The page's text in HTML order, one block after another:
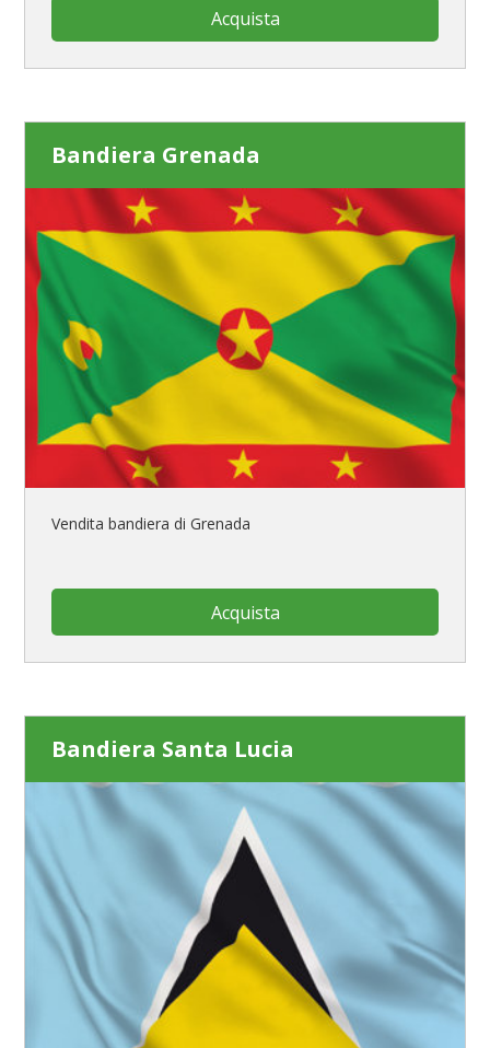
Acquista
Bandiera Grenada
Vendita bandiera di Grenada
Acquista
Bandiera Santa Lucia